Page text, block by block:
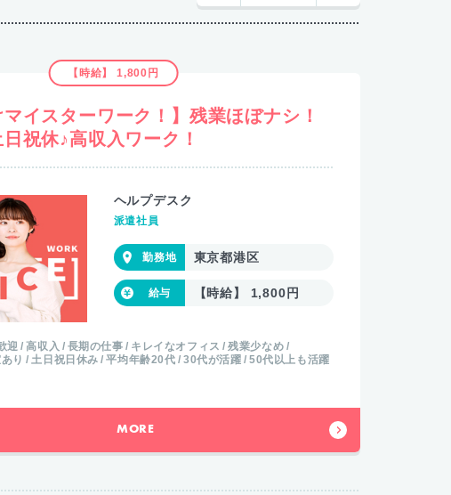
【時給】 1,850円
る☆】ウレシイ残業ほぼナシ♪高収入ワ
の職場！
コールセンター/日払いOK
派遣社員
東京都中央区
【時給】 1,850円
30代が活躍 50代以上も活躍 未経験者OK
経験者歓迎
レイなオフィス 残業少なめ ロッカー完備 休憩室あり
MORE